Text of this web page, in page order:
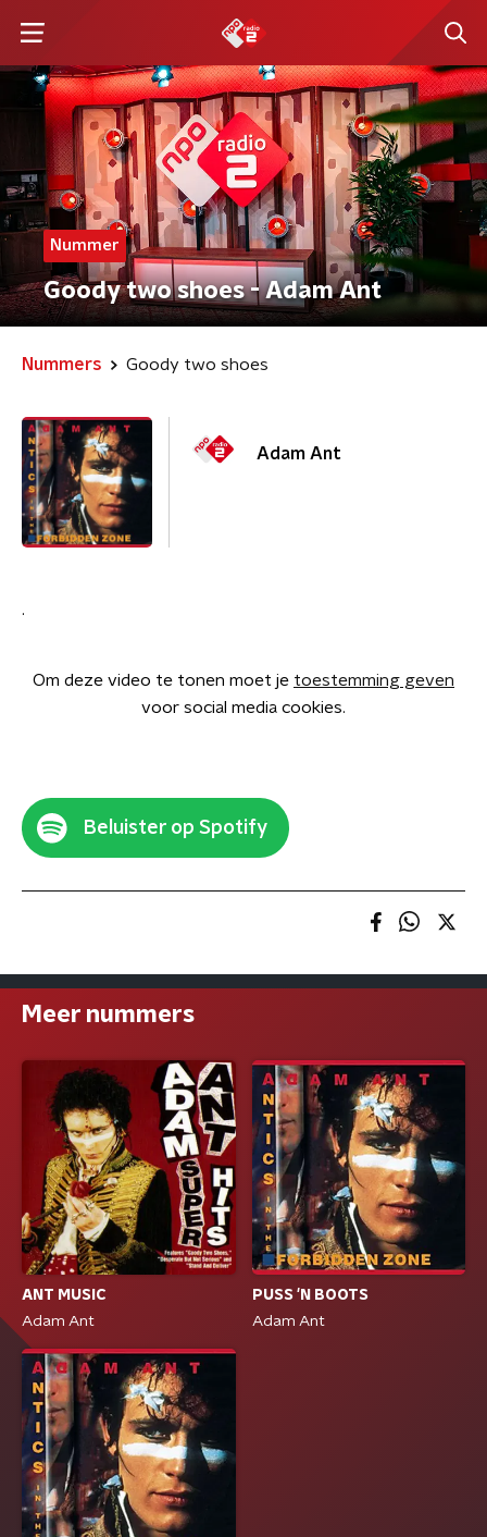
Nummer
Goody two shoes - Adam Ant
Nummers Goody two shoes
Adam Ant
.
Om deze video te tonen moet je toestemming geven
voor social media cookies.
Beluister op Spotify
Meer nummers
ANT MUSIC
Adam Ant
PUSS 'N BOOTS
Adam Ant